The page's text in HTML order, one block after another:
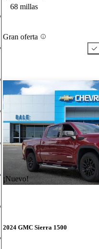
68 millas
Gran oferta
¡Nuevo!
2024 GMC Sierra 1500